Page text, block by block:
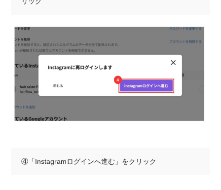
④「Instagramログインへ進む」をクリック